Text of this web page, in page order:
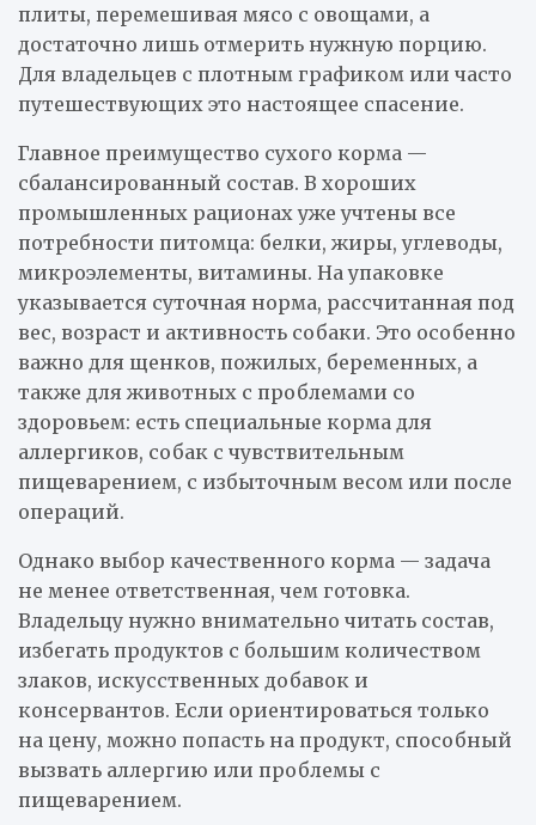
плиты, перемешивая мясо с овощами, а
достаточно лишь отмерить нужную порцию.
Для владельцев с плотным графиком или часто
путешествующих это настоящее спасение.
Главное преимущество сухого корма —
сбалансированный состав. В хороших
промышленных рационах уже учтены все
потребности питомца: белки, жиры, углеводы,
микроэлементы, витамины. На упаковке
указывается суточная норма, рассчитанная под
вес, возраст и активность собаки. Это особенно
важно для щенков, пожилых, беременных, а
также для животных с проблемами со
здоровьем: есть специальные корма для
аллергиков, собак с чувствительным
пищеварением, с избыточным весом или после
операций.
Однако выбор качественного корма — задача
не менее ответственная, чем готовка.
Владельцу нужно внимательно читать состав,
избегать продуктов с большим количеством
злаков, искусственных добавок и
консервантов. Если ориентироваться только
на цену, можно попасть на продукт, способный
вызвать аллергию или проблемы с
пищеварением.